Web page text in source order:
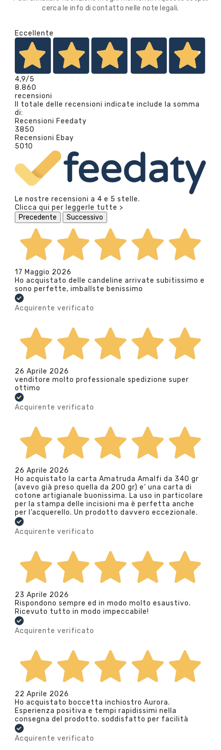
cerca le info di contatto nelle note legali.
Eccellente
4,9/5
8.860
recensioni
Il totale delle recensioni indicate include la somma
di:
Recensioni Feedaty
3850
Recensioni Ebay
5010
Le nostre recensioni a 4 e 5 stelle.
Clicca qui per leggerle tutte >
Precedente
Successivo
17 Maggio 2026
Ho acquistato delle candeline arrivate subitissimo e
sono perfette, imballste benissimo
Acquirente verificato
26 Aprile 2026
venditore molto professionale spedizione super
ottimo
Acquirente verificato
26 Aprile 2026
Ho acquistato la carta Amatruda Amalfi da 340 gr
(avevo già preso quella da 200 gr) e’ una carta di
cotone artigianale buonissima. La uso in particolare
per la stampa delle incisioni ma è perfetta anche
per l’acquerello. Un prodotto davvero eccezionale.
Acquirente verificato
23 Aprile 2026
Rispondono sempre ed in modo molto esaustivo.
Ricevuto tutto in modo impeccabile!
Acquirente verificato
22 Aprile 2026
Ho acquistato boccetta inchiostro Aurora.
Esperienza positiva e tempi rapidissimi nella
consegna del prodotto. soddisfatto per facilità
Acquirente verificato